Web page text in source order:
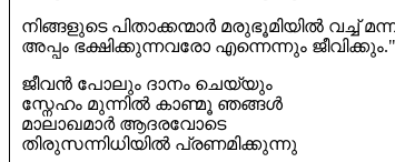
നിങ്ങളുടെ പിതാക്കന്മാർ മരുഭൂമിയിൽ വച്ച്
അപ്പം ഭക്ഷിക്കുന്നവരോ എന്നെന്നും ജീവിക്കും."
ജീവൻ പോലും ദാനം ചെയ്യും
സ്നേഹം മുന്നിൽ കാണ്മൂ ഞങ്ങൾ
മാലാഖമാർ ആദരവോടെ
തിരുസന്നിധിയിൽ പ്രണമിക്കുന്നു